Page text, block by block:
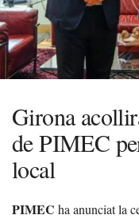
Girona
de PIMEC
local
PIMEC ha anunciat la